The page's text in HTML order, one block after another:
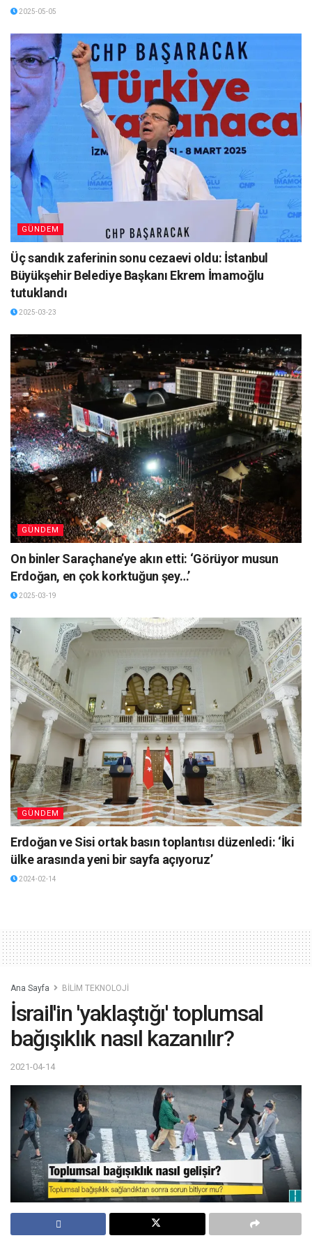
2025-05-05
GÜNDEM
Üç sandık zaferinin sonu cezaevi oldu: İstanbul
Büyükşehir Belediye Başkanı Ekrem İmamoğlu
tutuklandı
2025-03-23
GÜNDEM
On binler Saraçhane’ye akın etti: ‘Görüyor musun
Erdoğan, en çok korktuğun şey…’
2025-03-19
GÜNDEM
Erdoğan ve Sisi ortak basın toplantısı düzenledi: ‘İki
ülke arasında yeni bir sayfa açıyoruz’
2024-02-14
Ana Sayfa BİLİM TEKNOLOJİ
İsrail'in 'yaklaştığı' toplumsal
bağışıklık nasıl kazanılır?
2021-04-14